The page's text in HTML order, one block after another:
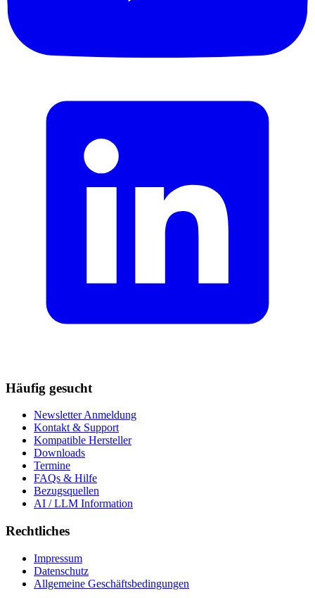
Häufig gesucht
Newsletter Anmeldung
Kontakt & Support
Kompatible Hersteller
Downloads
Termine
FAQs & Hilfe
Bezugsquellen
AI / LLM Information
Rechtliches
Impressum
Datenschutz
Allgemeine Geschäftsbedingungen